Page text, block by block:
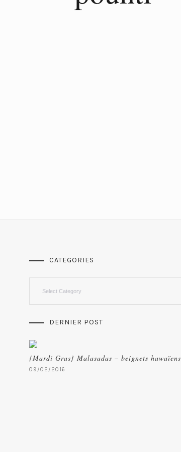
CATEGORIES
DERNIER POST
{Mardi Gras} Malasadas – beignets hawaïens
09/02/2016